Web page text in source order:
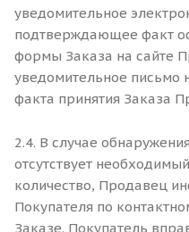
уведомительное
подтверждающее факт
формы Заказа на сайте
уведомительное письмо
факта принятия Заказа
2.4. В случае
отсутствует
количество, Продавец
Покупателя по
Заказе. Покупатель